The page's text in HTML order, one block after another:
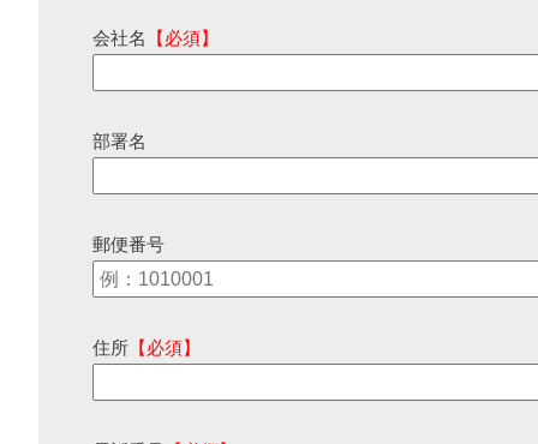
会社名 【必須】
部署名
郵便番号
住所 【必須】